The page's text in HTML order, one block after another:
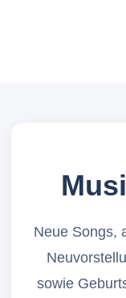
Neue Songs,
sowie